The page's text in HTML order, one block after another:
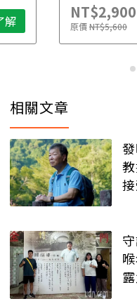
解 NT$2,900
原價NT$5,600
相關文章